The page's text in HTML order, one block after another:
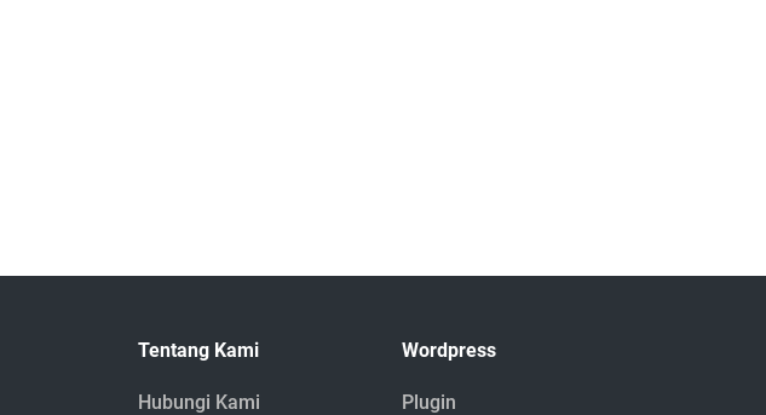
Tentang Kami
Hubungi Kami
Wordpress
Plugin